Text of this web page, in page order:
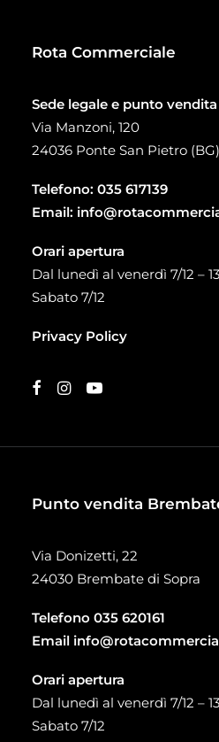
Rota Commerciale
Sede legale e punto vendita
Via Manzoni, 120
24036 Ponte San Pietro (BG)
Telefono: 035 617139
Email:
Orari apertura
Dal lunedì al venerdì 7/12 –
Sabato 7/12
Privacy Policy
Punto vendita
Via Donizetti, 22
24030 Brembate di Sopra
Telefono 035 620161
Email
Orari apertura
Dal lunedì al venerdì 7/12 –
Sabato 7/12